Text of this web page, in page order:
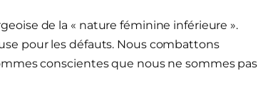
de la « nature féminine inférieure ».
pour les défauts. Nous combattons
conscientes que nous ne sommes pas